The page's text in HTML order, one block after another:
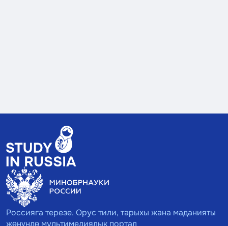
Россияга терезе. Орус тили, тарыхы жана маданияты
жөнүндө мультимедиялык портал